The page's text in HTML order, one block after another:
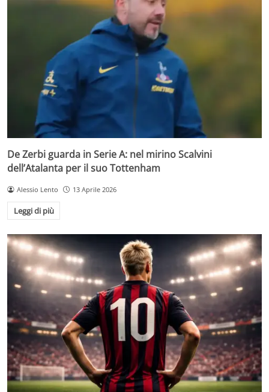
De Zerbi guarda in Serie A: nel mirino Scalvini
dell’Atalanta per il suo Tottenham
Alessio Lento 13 Aprile 2026
Leggi di più